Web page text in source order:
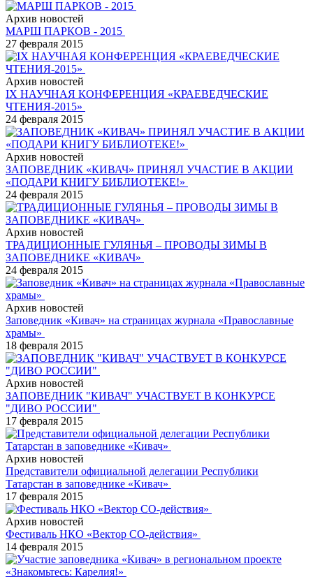
Архив новостей
МАРШ ПАРКОВ - 2015
27 февраля 2015
Архив новостей
IX НАУЧНАЯ КОНФЕРЕНЦИЯ «КРАЕВЕДЧЕСКИЕ
ЧТЕНИЯ-2015»
24 февраля 2015
Архив новостей
ЗАПОВЕДНИК «КИВАЧ» ПРИНЯЛ УЧАСТИЕ В АКЦИИ
«ПОДАРИ КНИГУ БИБЛИОТЕКЕ!»
24 февраля 2015
Архив новостей
ТРАДИЦИОННЫЕ ГУЛЯНЬЯ – ПРОВОДЫ ЗИМЫ В
ЗАПОВЕДНИКЕ «КИВАЧ»
24 февраля 2015
Архив новостей
Заповедник «Кивач» на страницах журнала «Православные
храмы»
18 февраля 2015
Архив новостей
ЗАПОВЕДНИК "КИВАЧ" УЧАСТВУЕТ В КОНКУРСЕ
"ДИВО РОССИИ"
17 февраля 2015
Архив новостей
Представители официальной делегации Республики
Татарстан в заповеднике «Кивач»
17 февраля 2015
Архив новостей
Фестиваль НКО «Вектор СО-действия»
14 февраля 2015